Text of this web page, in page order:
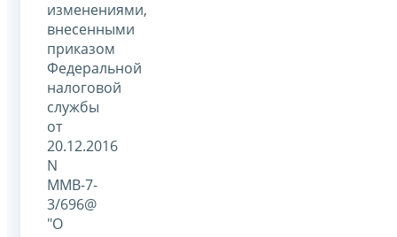
изменениями,
внесенными
приказом
Федеральной
налоговой
службы
от
20.12.2016
N
ММВ-7-
3/696@
"О